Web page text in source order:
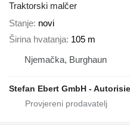
Traktorski malčer
Stanje novi
Širina hvatanja 105 m
Njemačka, Burghaun